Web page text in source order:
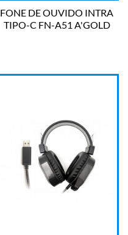
FONE DE OUVIDO INTRA
TIPO-C FN-A51 A'GOLD